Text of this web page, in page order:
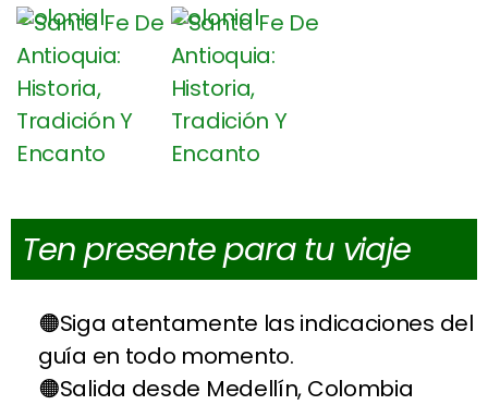
Ten presente para tu viaje
Siga atentamente las indicaciones del
guía en todo momento.
Salida desde Medellín, Colombia